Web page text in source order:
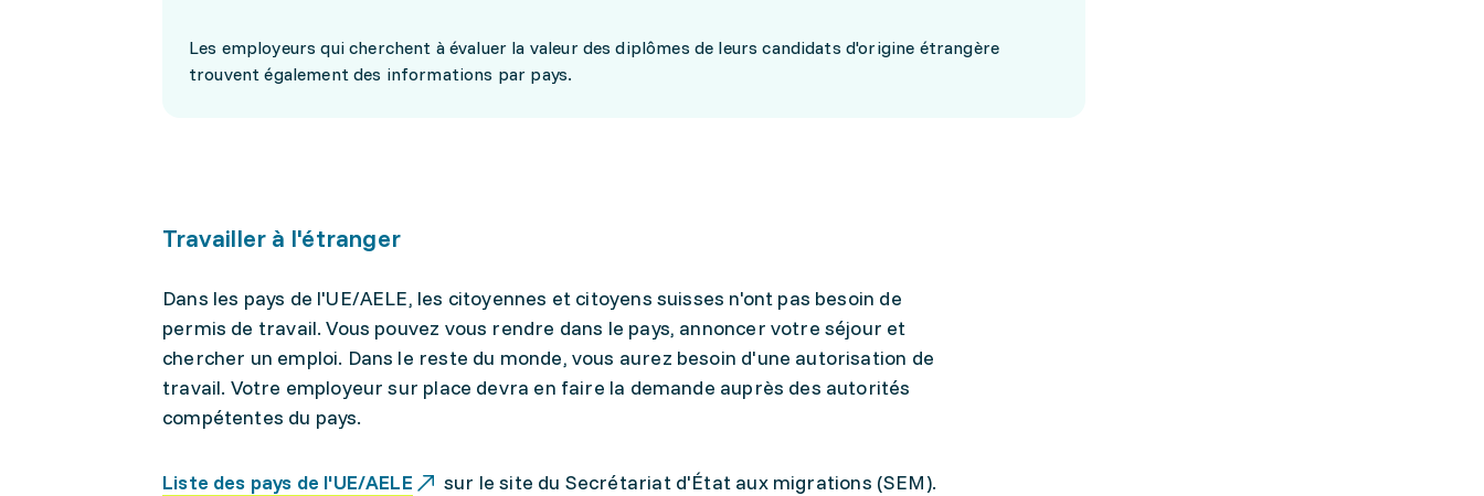
Les employeurs qui cherchent à évaluer la valeur des diplômes de leurs candidats d'origine étrangère
trouvent également des informations par pays.
Travailler à l'étranger
Dans les pays de l'UE/AELE, les citoyennes et citoyens suisses n'ont pas besoin de
permis de travail. Vous pouvez vous rendre dans le pays, annoncer votre séjour et
chercher un emploi. Dans le reste du monde, vous aurez besoin d'une autorisation de
travail. Votre employeur sur place devra en faire la demande auprès des autorités
compétentes du pays.
Liste des pays de l'UE/AELE sur le site du Secrétariat d'État aux migrations (SEM).